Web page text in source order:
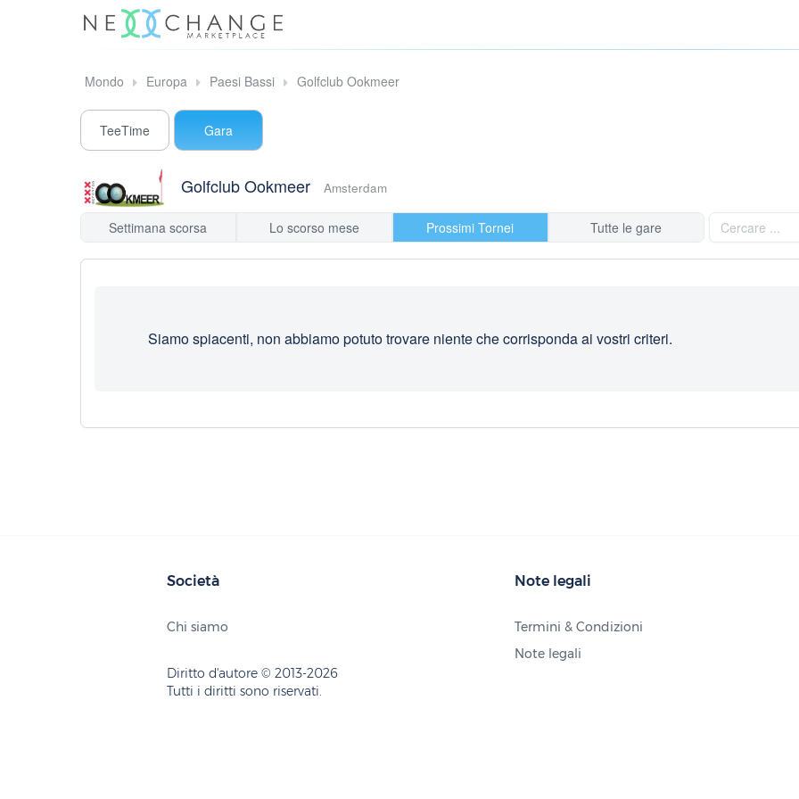
Mondo Europa Paesi Bassi Golfclub Ookmeer
TeeTime Gara
Golfclub Ookmeer Amsterdam
Settimana scorsa Lo scorso mese Prossimi Tornei Tutte le gare
Siamo spiacenti, non abbiamo potuto trovare niente che corrisponda ai vostri criteri.
Società
Chi siamo
Diritto d'autore © 2013-2026
Tutti i diritti sono riservati.
Note legali
Termini & Condizioni
Note legali